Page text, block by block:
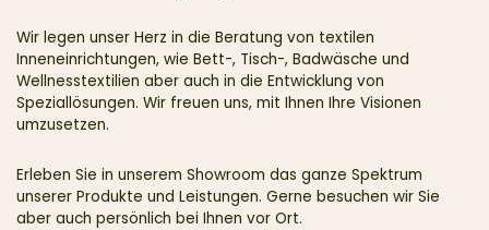
Wir legen unser Herz in die Beratung von textilen
Inneneinrichtungen, wie Bett-, Tisch-, Badwäsche und
Wellnesstextilien aber auch in die Entwicklung von
Speziallösungen. Wir freuen uns, mit Ihnen Ihre Visionen
umzusetzen.
Erleben Sie in unserem Showroom das ganze Spektrum
unserer Produkte und Leistungen. Gerne besuchen wir Sie
aber auch persönlich bei Ihnen vor Ort.